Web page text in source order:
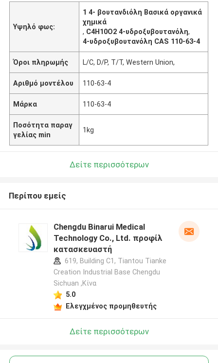
Υψηλό φως:
1 4- βουτανδιόλη Βασικά οργανικά
χημικά
, C4H10O2 4-υδροξυβουτανόλη,
4-υδροξυβουτανόλη CAS 110-63-4
Όροι πληρωμής L/C, D/P, T/T, Western Union,
Αριθμό μοντέλου 110-63-4
Μάρκα 110-63-4
Ποσότητα παραγ
γελίας min
1kg
Δείτε περισσότερων
Περίπου εμείς
Chengdu Binarui Medical
Technology Co., Ltd. προφίλ
κατασκευαστή
619, Building C1, Tiantou Tianke
Creation Industrial Base Chengdu
Sichuan ,Κίνα
5.0
Ελεγχμένος προμηθευτής
Δείτε περισσότερων